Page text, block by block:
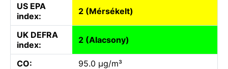
US EPA
index:
2 (Mérsékelt)
UK DEFRA
index:
2 (Alacsony)
CO:
95.0 µg/m³